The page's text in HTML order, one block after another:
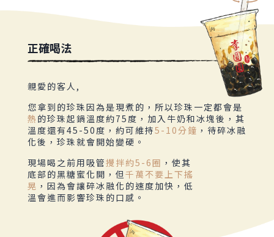
正確喝法
親愛的客人,
您拿到的珍珠因為是現煮的，所以珍珠一定都會是
熱 的珍珠起鍋溫度約75度，加入牛奶和冰塊後，其
溫度還有45-50度，約可維持5-10分鐘 ，待碎冰融
化後，珍珠就會開始變硬。
現場喝之前用吸管攪拌約5-6圈 ，使其
底部的黑糖蜜化開，但 千萬不要上下搖
晃 ，因為會讓碎冰融化的速度加快，低
溫會進而影響珍珠的口感。